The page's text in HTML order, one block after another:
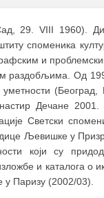
29. VIII 1960).
споменика
и
раздобљима. Од
уметности
Дечане 2001.
Светски
Љевишке у
који су
и каталога о
у Паризу (2002/03).